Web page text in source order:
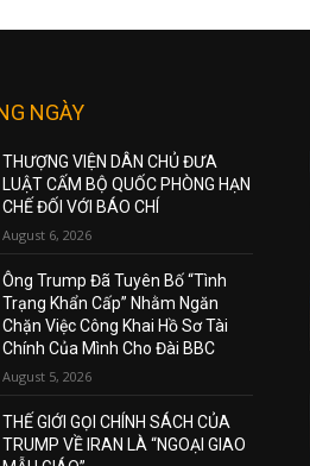
NGÀY
THƯỢNG VIỆN DÂN CHỦ ĐƯA
LUẬT CẤM BỘ QUỐC PHÒNG HẠN
CHẾ ĐỐI VỚI BÁO CHÍ
August 6, 2026
Ông Trump Đã Tuyên Bố “Tình
Trạng Khẩn Cấp” Nhằm Ngăn
Chặn Việc Công Khai Hồ Sơ Tài
Chính Của Mình Cho Đài BBC
August 5, 2026
THẾ GIỚI GỌI CHÍNH SÁCH CỦA
TRUMP VỀ IRAN LÀ “NGOẠI GIAO